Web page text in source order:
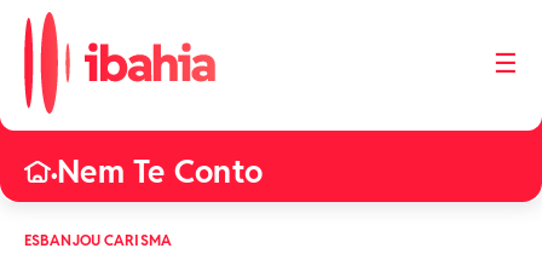
☰
•Nem Te Conto
ESBANJOU CARISMA